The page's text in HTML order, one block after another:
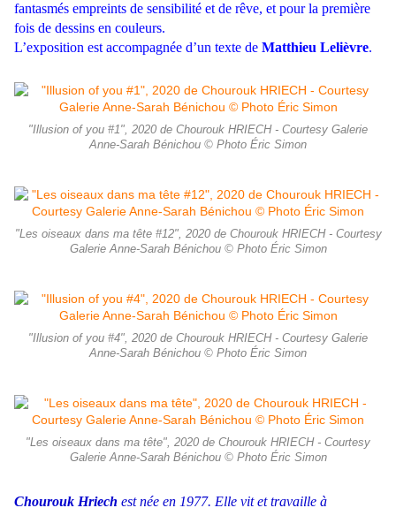
fantasmés empreints de sensibilité et de rêve, et pour la première
fois de dessins en couleurs.
L’exposition est accompagnée d’un texte de Matthieu Lelièvre.
"Illusion of you #1", 2020 de Chourouk HRIECH - Courtesy Galerie
Anne-Sarah Bénichou © Photo Éric Simon
"Les oiseaux dans ma tête #12", 2020 de Chourouk HRIECH - Courtesy
Galerie Anne-Sarah Bénichou © Photo Éric Simon
"Illusion of you #4", 2020 de Chourouk HRIECH - Courtesy Galerie
Anne-Sarah Bénichou © Photo Éric Simon
"Les oiseaux dans ma tête", 2020 de Chourouk HRIECH - Courtesy
Galerie Anne-Sarah Bénichou © Photo Éric Simon
Chourouk Hriech est née en 1977. Elle vit et travaille à